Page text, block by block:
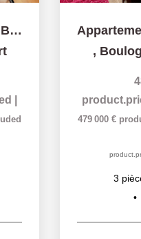
Appartement Boulogne Billancourt 4 pièce(s) 88m2
,
479 000 €
3